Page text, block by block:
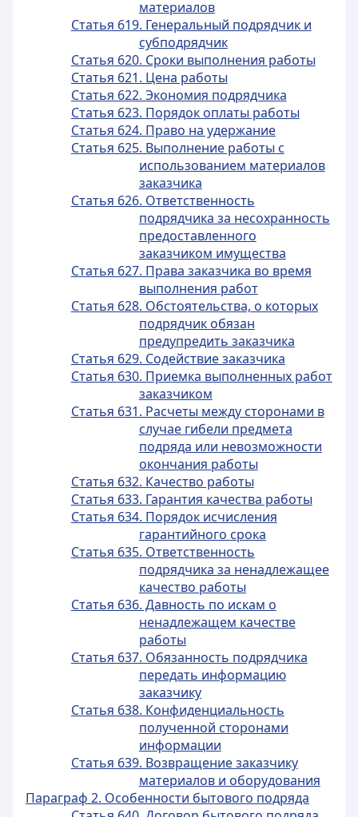
материалов
Статья 619. Генеральный подрядчик и
субподрядчик
Статья 620. Сроки выполнения работы
Статья 621. Цена работы
Статья 622. Экономия подрядчика
Статья 623. Порядок оплаты работы
Статья 624. Право на удержание
Статья 625. Выполнение работы с
использованием материалов
заказчика
Статья 626. Ответственность
подрядчика за несохранность
предоставленного
заказчиком имущества
Статья 627. Права заказчика во время
выполнения работ
Статья 628. Обстоятельства, о которых
подрядчик обязан
предупредить заказчика
Статья 629. Содействие заказчика
Статья 630. Приемка выполненных работ
заказчиком
Статья 631. Расчеты между сторонами в
случае гибели предмета
подряда или невозможности
окончания работы
Статья 632. Качество работы
Статья 633. Гарантия качества работы
Статья 634. Порядок исчисления
гарантийного срока
Статья 635. Ответственность
подрядчика за ненадлежащее
качество работы
Статья 636. Давность по искам о
ненадлежащем качестве
работы
Статья 637. Обязанность подрядчика
передать информацию
заказчику
Статья 638. Конфиденциальность
полученной сторонами
информации
Статья 639. Возвращение заказчику
материалов и оборудования
Параграф 2. Особенности бытового подряда